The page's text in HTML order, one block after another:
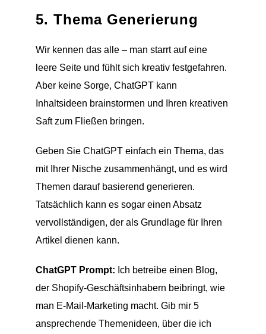
5. Thema Generierung
Wir kennen das alle – man starrt auf eine
leere Seite und fühlt sich kreativ festgefahren.
Aber keine Sorge, ChatGPT kann
Inhaltsideen brainstormen und Ihren kreativen
Saft zum Fließen bringen.
Geben Sie ChatGPT einfach ein Thema, das
mit Ihrer Nische zusammenhängt, und es wird
Themen darauf basierend generieren.
Tatsächlich kann es sogar einen Absatz
vervollständigen, der als Grundlage für Ihren
Artikel dienen kann.
ChatGPT Prompt: Ich betreibe einen Blog,
der Shopify-Geschäftsinhabern beibringt, wie
man E-Mail-Marketing macht. Gib mir 5
ansprechende Themenideen, über die ich